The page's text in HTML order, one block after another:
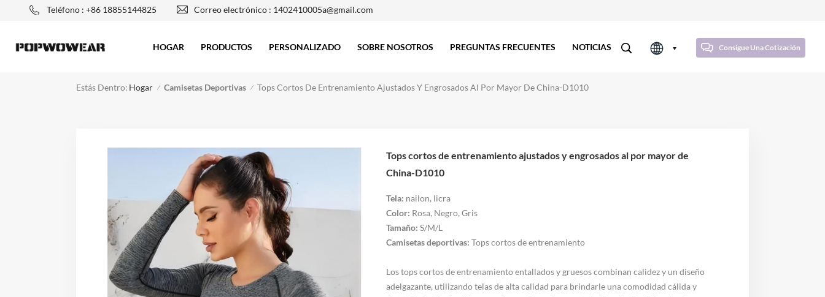
Teléfono : +86 18855144825 Correo electrónico : 1402410005a@gmail.com
Consigue Una Cotización
HOGAR PRODUCTOS PERSONALIZADO SOBRE NOSOTROS PREGUNTAS FRECUENTES NOTICIAS
Estás Dentro: Hogar / Camisetas Deportivas / Tops Cortos De Entrenamiento Ajustados Y Engrosados Al Por Mayor De China-D1010
Tops cortos de entrenamiento ajustados y engrosados al por mayor de
China-D1010
Tela: nailon, licra
Color: Rosa, Negro, Gris
Tamaño: S/M/L
Camisetas deportivas: Tops cortos de entrenamiento
Los tops cortos de entrenamiento entallados y gruesos combinan calidez y un diseño
adelgazante, utilizando telas de alta calidad para brindarle una comodidad cálida y